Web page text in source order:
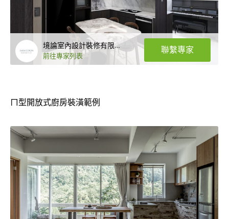
境論室內設計裝修有限公司
前往專家列表
聯繫專家
ㄇ型開放式廚房裝潢範例